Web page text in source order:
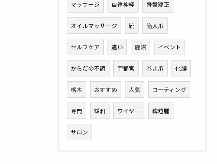
マッサージ 自律神経 骨盤矯正
オイルマッサージ 靴 陥入爪
セルフケア 違い 鹿沼 イベント
からだの不調 宇都宮 巻き爪 化膿
栃木 おすすめ 人気 コーティング
専門 緩和 ワイヤー 稗粒腫
サロン